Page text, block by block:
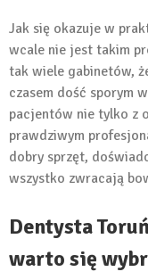
Jak się okazuje w
wcale nie jest takim
tak wiele gabinetów,
czasem dość sporym
pacjentów nie tylko z
prawdziwym
dobry sprzęt,
wszystko zwracają
Dentysta
warto się